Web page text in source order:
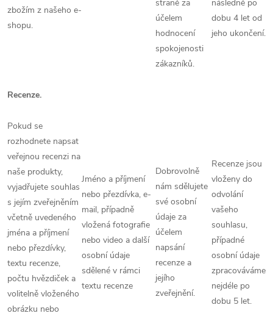
zbožím z našeho e-
shopu.
straně za
účelem
hodnocení
spokojenosti
zákazníků.
následně po
dobu 4 let od
jeho ukončení.
Recenze.
Pokud se
rozhodnete napsat
veřejnou recenzi na
naše produkty,
vyjadřujete souhlas
s jejím zveřejněním
včetně uvedeného
jména a příjmení
nebo přezdívky,
textu recenze,
počtu hvězdiček a
volitelně vloženého
obrázku nebo
Jméno a příjmení
nebo přezdívka, e-
mail, případně
vložená fotografie
nebo video a další
osobní údaje
sdělené v rámci
textu recenze
Dobrovolně
nám sdělujete
své osobní
údaje za
účelem
napsání
recenze a
jejího
zveřejnění.
Recenze jsou
vloženy do
odvolání
vašeho
souhlasu,
případné
osobní údaje
zpracováváme
nejdéle po
dobu 5 let.